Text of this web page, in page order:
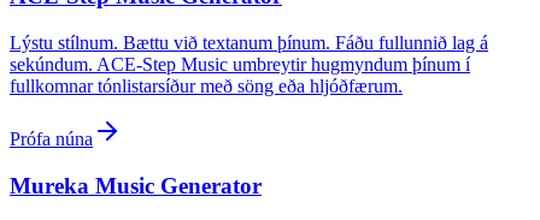
Lýstu stílnum. Bættu við textanum þínum. Fáðu fullunnið lag á
sekúndum. ACE-Step Music umbreytir hugmyndum þínum í
fullkomnar tónlistarsíður með söng eða hljóðfærum.
Prófa núna
Mureka Music Generator